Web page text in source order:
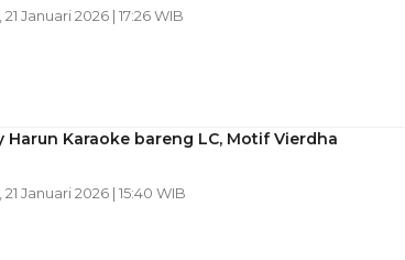
21 Januari 2026 | 17:26 WIB
Harun Karaoke bareng LC, Motif Vierdha
21 Januari 2026 | 15:40 WIB